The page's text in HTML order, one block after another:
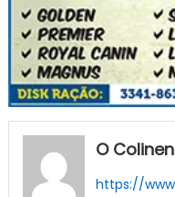
O
https://